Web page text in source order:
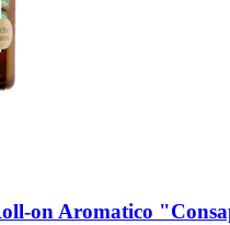
​on Aromatico